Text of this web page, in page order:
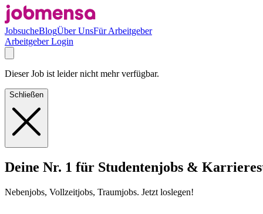
JobsucheBlogÜber UnsFür Arbeitgeber
Arbeitgeber Login
Dieser Job ist leider nicht mehr verfügbar.
Schließen
Deine Nr. 1 für Studentenjobs &
Nebenjobs, Vollzeitjobs, Traumjobs. Jetzt loslegen!